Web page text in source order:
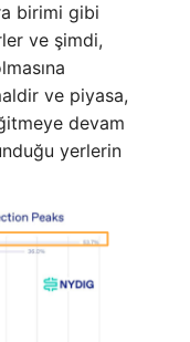
birimi gibi
ve şimdi,
ve piyasa,
devam
yerlerin